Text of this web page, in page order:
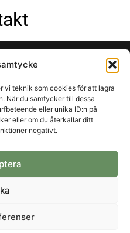
vi teknik som cookies för att lagra
När du samtycker till dessa
eller unika ID:n på
eller om du återkallar ditt
negativt.
Lillemor
+46 70 3048805
lillemor@beliva.se